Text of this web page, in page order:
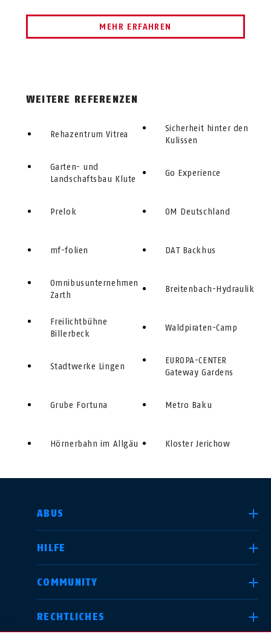
MEHR ERFAHREN
WEITERE REFERENZEN
Rehazentrum Vitrea
Garten- und
Landschaftsbau Klute
Prelok
mf-folien
Omnibusunternehmen
Zarth
Freilichtbühne
Billerbeck
Stadtwerke Lingen
Grube Fortuna
Hörnerbahn im Allgäu
Sicherheit hinter den
Kulissen
Go Experience
OM Deutschland
DAT Backhus
Breitenbach-Hydraulik
Waldpiraten-Camp
EUROPA-CENTER
Gateway Gardens
Metro Baku
Kloster Jerichow
ABUS
HILFE
COMMUNITY
RECHTLICHES
LAND AUSWÄHLEN
Deutschland